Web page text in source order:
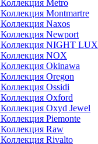
Коллекция Metro
Коллекция Montmartre
Коллекция Naxos
Коллекция Newport
Коллекция NIGHT LUX
Коллекция NOX
Коллекция Okinawa
Коллекция Oregon
Коллекция Ossidi
Коллекция Oxford
Коллекция Oxyd Jewel
Коллекция Piemonte
Коллекция Raw
Коллекция Rivalto